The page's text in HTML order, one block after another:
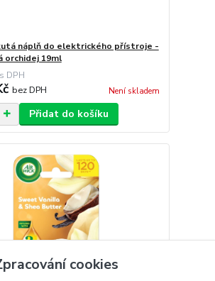
náplň do elektrického přístroje -
orchidej 19ml
bez DPH Není skladem
Přidat do košíku
cookies